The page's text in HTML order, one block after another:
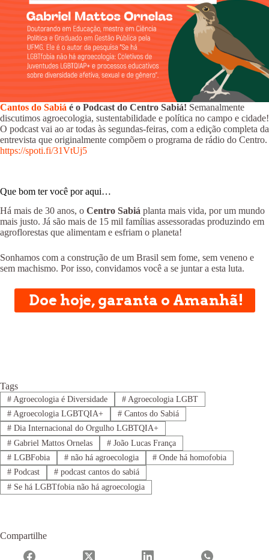
Cantos do Sabiá é o Podcast do Centro Sabiá! Semanalmente
discutimos agroecologia, sustentabilidade e política no campo e cidade!
O podcast vai ao ar todas às segundas-feiras, com a edição completa da
entrevista que originalmente compõem o programa de rádio do Centro.
https://spoti.fi/31VtUj5
Que bom ter você por aqui…
Há mais de 30 anos, o Centro Sabiá planta mais vida, por um mundo
mais justo. Já são mais de 15 mil famílias assessoradas produzindo em
agroflorestas que alimentam e esfriam o planeta!
Sonhamos com a construção de um Brasil sem fome, sem veneno e
sem machismo. Por isso, convidamos você a se juntar a esta luta.
Doe hoje, garanta o Amanhã!
Tags
#Agroecologia é Diversidade #Agroecologia LGBT
#Agroecologia LGBTQIA+ #Cantos do Sabiá
#Dia Internacional do Orgulho LGBTQIA+
#Gabriel Mattos Ornelas #João Lucas França
#LGBFobia #não há agroecologia # Onde há homofobia
#Podcast #podcast cantos do sabiá
#Se há LGBTfobia não há agroecologia
Compartilhe